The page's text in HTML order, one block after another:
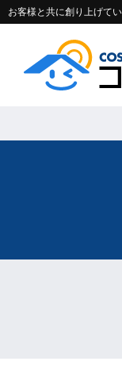
お客様と共に創り上げて